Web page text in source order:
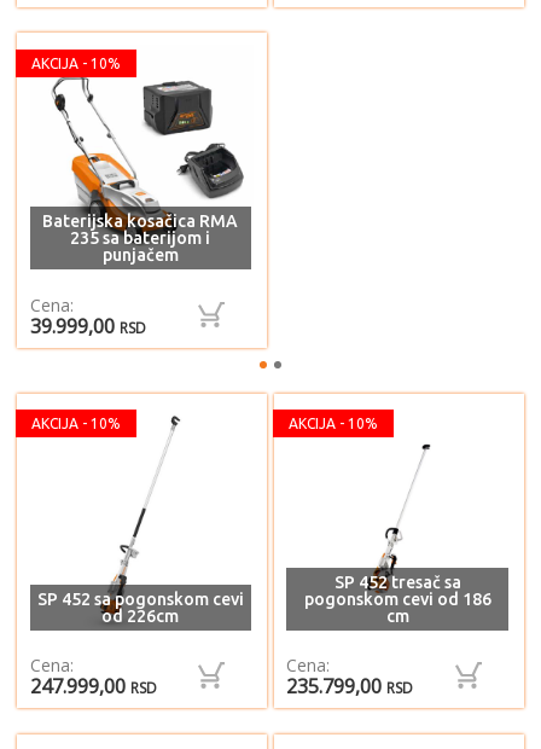
AKCIJA - 10%
Baterijska kosačica RMA
235 sa baterijom i
punjačem
Cena:
39.999,00 RSD
AKCIJA - 10%
SP 452 sa pogonskom cevi
od 226cm
Cena:
247.999,00 RSD
AKCIJA - 10%
SP 452 tresač sa
pogonskom cevi od 186
cm
Cena:
235.799,00 RSD